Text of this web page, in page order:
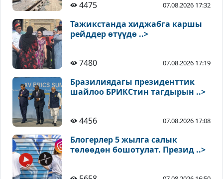
4475
07.08.2026 17:32
Тажикстанда хиджабга каршы
рейддер өтүүдө ..>
7480 07.08.2026 17:19
Бразилиядагы президенттик
шайлоо БРИКСтин тагдырын ..>
4456 07.08.2026 17:08
Блогерлер 5 жылга салык
төлөөдөн бошотулат. Презид ..>